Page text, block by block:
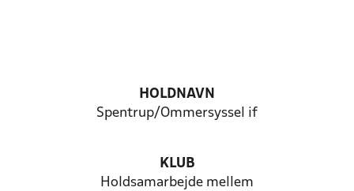
HOLDNAVN
Spentrup/Ommersyssel if
KLUB
Holdsamarbejde mellem